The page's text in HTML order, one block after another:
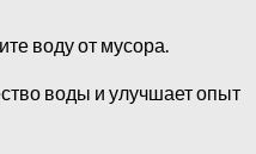
воду от мусора.
воды и улучшает опыт